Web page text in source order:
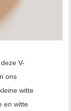
V-
ons
witte
en witte